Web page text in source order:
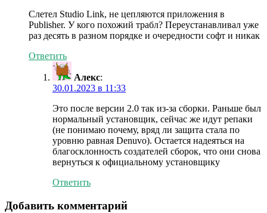
Слетел Studio Link, не цепляются приложения в
Publisher. У кого похожий трабл? Переустанавливал уже
раз десять в разном порядке и очередности софт и никак
Ответить
Алекс:
30.01.2023 в 11:33
Это после версии 2.0 так из-за сборки. Раньше был
нормальный установщик, сейчас же идут репаки
(не понимаю почему, вряд ли защита стала по
уровню равная Denuvo). Остается надеяться на
благосклонность создателей сборок, что они снова
вернуться к официальному установщику
Ответить
Добавить комментарий